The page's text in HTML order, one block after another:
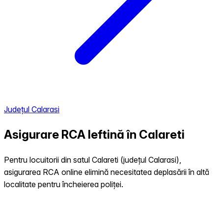
Județul Calarasi
Asigurare RCA Ieftină în Calareti
Pentru locuitorii din satul Calareti (județul Calarasi),
asigurarea RCA online elimină necesitatea deplasării în altă
localitate pentru încheierea poliței.